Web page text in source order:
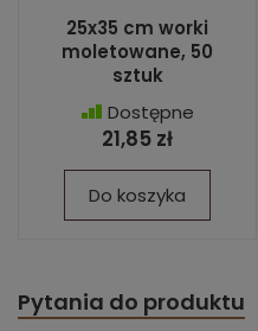
25x35 cm worki
moletowane, 50
sztuk
Dostępne
21,85 zł
Do koszyka
Pytania do produktu